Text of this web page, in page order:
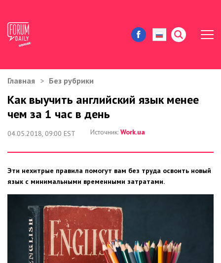
ЖИЗНЬ И ИСТОРИИ
ИММИГРАЦИЯ В США
ЗНАМЕНИТОСТИ
ЗДОРОВЬЕ И КРАСОТА
ДОМ И ЕДА
Главная Без рубрики
Как выучить английский язык менее
чем за 1 час в день
04.05.2018, 09:00 EST Источник: Work.ua
Эти нехитрые правила помогут вам без труда освоить новый
язык с минимальными временными затратами.